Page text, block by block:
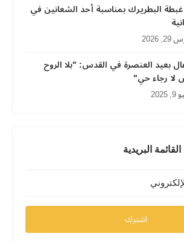
البطريرك بمناسبة أحد الشعانين في
2026
بعيد العنصرة في القدس: "بلا الروح
لا رجاء حي"
البريدية
اشترك